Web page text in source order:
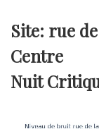
Site: rue
Centre
Nuit